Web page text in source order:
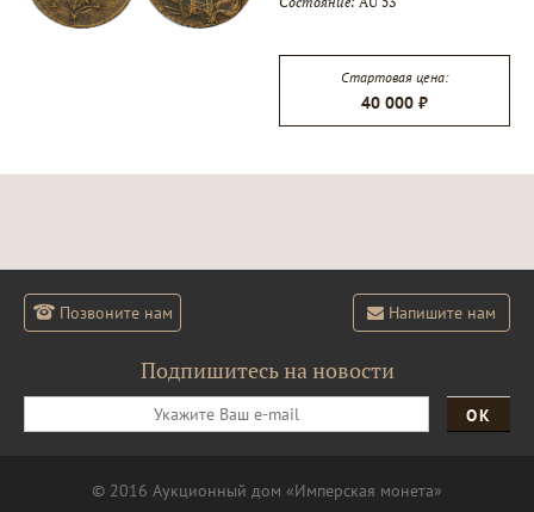
Стартовая цена:
40 000 ₽
Позвоните нам Напишите нам
Подпишитесь на новости
ОК
© 2016 Аукционный дом «Имперская монета»